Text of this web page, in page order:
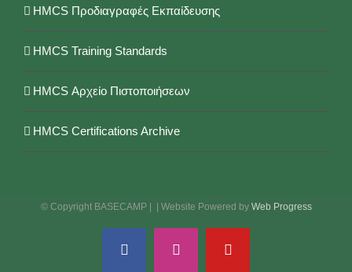
HMCS Προδιαγραφές Εκπαίδευσης
HMCS Training Standards
HMCS Αρχείο Πιστοποιήσεων
HMCS Certifications Archive
© Copyright BASECAMP | | Website Powered by Web Progress
FacebookInstagramYouTube